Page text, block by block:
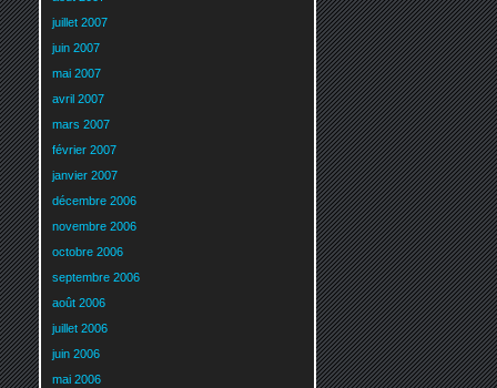
juillet 2007
juin 2007
mai 2007
avril 2007
mars 2007
février 2007
janvier 2007
décembre 2006
novembre 2006
octobre 2006
septembre 2006
août 2006
juillet 2006
juin 2006
mai 2006